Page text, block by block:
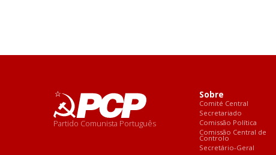
Partido Comunista Português
Sobre
Comité Central
Secretariado
Comissão Política
Comissão Central de
Controlo
Secretário-Geral